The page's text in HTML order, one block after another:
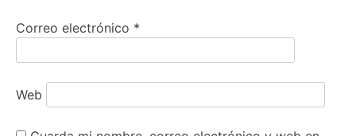
Correo electrónico *
Web